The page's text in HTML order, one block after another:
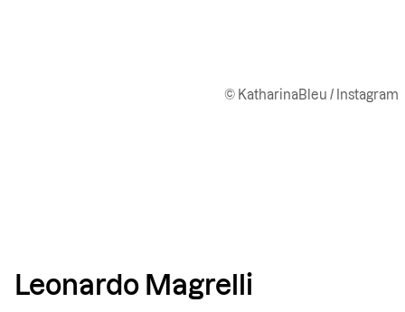
© KatharinaBleu / Instagram
Leonardo Magrelli